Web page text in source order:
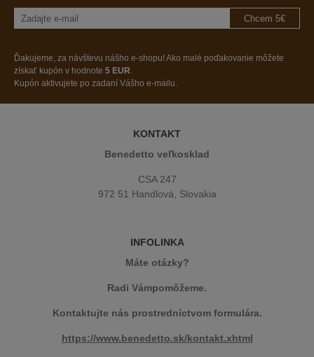
Chcem 5€
Ďakujeme, za návštevu nášho e-shopu! Ako malé poďakovanie môžete
získať kupón v hodnote 5 EUR.
Kupón aktivujete po zadaní Vášho e-mailu.
KONTAKT
Benedetto veľkosklad
CSA 247
972 51 Handlová, Slovakia
INFOLINKA
Máte otázky?
Radi Vámpomôžeme.
Kontaktujte nás prostredníctvom formulára.
https://www.benedetto.sk/kontakt.xhtml